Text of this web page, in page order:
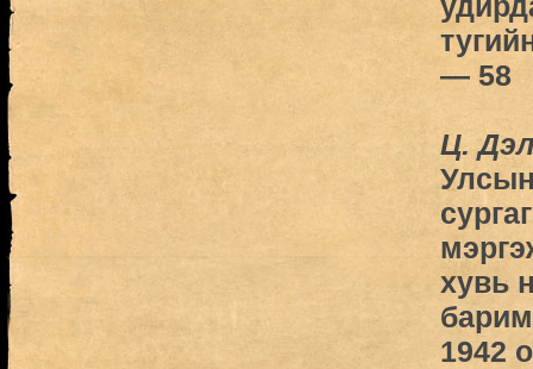
— 58
Ц.
хувь
1942